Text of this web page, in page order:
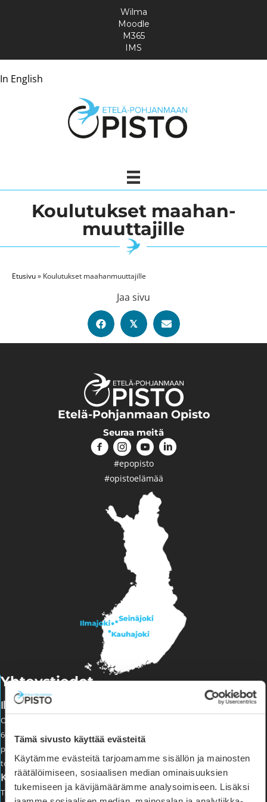
Tämä sivusto käyttää evästeitä
Käytämme evästeitä tarjoamamme sisällön ja mainosten
räätälöimiseen, sosiaalisen median ominaisuuksien
tukemiseen ja kävijämäärämme analysoimiseen. Lisäksi
In English
Wilma
Moodle
M365
IMS
Koulutukset maahan­
muuttajille
Etusivu» Koulutukset maahan­muuttajille
Jaa sivu
𝕏
Etelä-Pohjanmaan Opisto
Seuraa meitä
#epopisto
#opistoelämää
Yhteystiedot
Ilmajoen kampus
Opistontie 111
60800 ILMAJOKI
puh. 06 4256 000 (arkisin klo 9–15)
toimisto@epopisto.fi
Kauhajoen kampus
Topeeka 47